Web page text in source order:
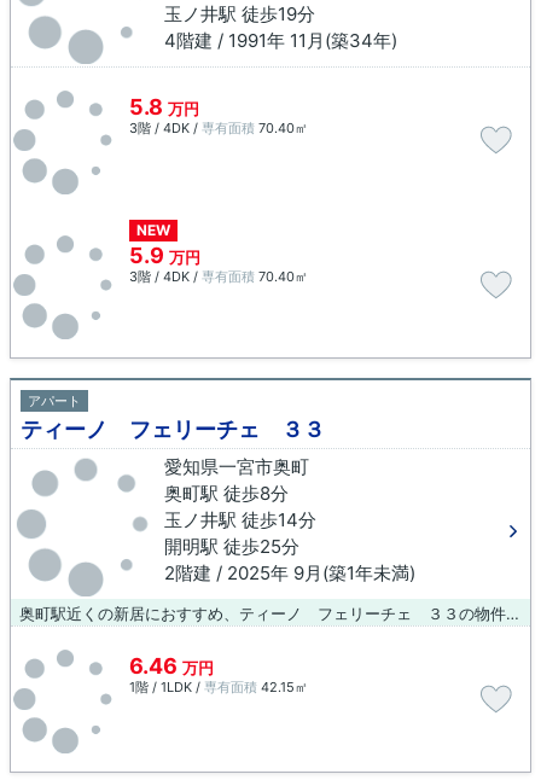
玉ノ井駅 徒歩19分
4階建 / 1991年 11月(築34年)
5.8 万円
3階 / 4DK / 専有面積 70.40㎡
NEW
5.9 万円
3階 / 4DK / 専有面積 70.40㎡
アパート
ティーノ フェリーチェ ３３
愛知県一宮市奥町
奥町駅 徒歩8分
玉ノ井駅 徒歩14分
開明駅 徒歩25分
2階建 / 2025年 9月(築1年未満)
奥町駅近くの新居におすすめ、ティーノ フェリーチェ ３３の物件情報。落ち着きのある空間が広がっている、令和7年築の物件です。通勤やお出かけに便利な、徒歩8分に駅のある物件です。新築ならではの「新しさ」が魅力。賃貸物件をお探しの方は、ぜひ当社にお任せ下さい。多種多様な物件情報と地域情報をご提供いたします。ご希望がございましたら、ご連絡下さい。
6.46 万円
1階 / 1LDK / 専有面積 42.15㎡